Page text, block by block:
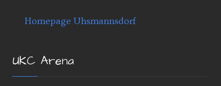
Homepage Uhsmannsdorf
UKC Arena